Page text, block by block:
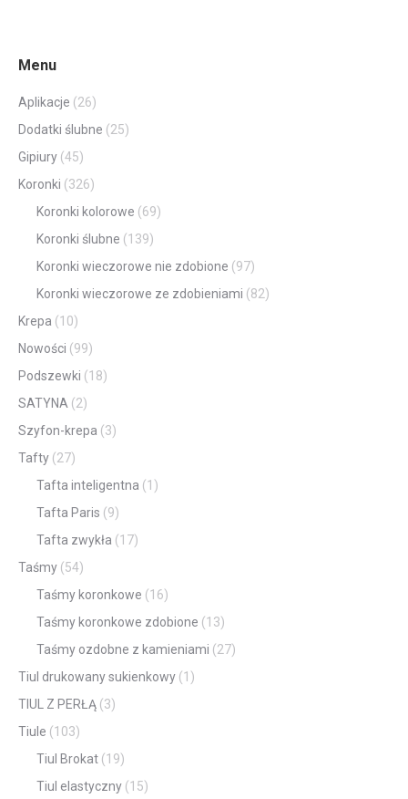
Menu
Aplikacje (26)
Dodatki ślubne (25)
Gipiury (45)
Koronki (326)
Koronki kolorowe (69)
Koronki ślubne (139)
Koronki wieczorowe nie zdobione (97)
Koronki wieczorowe ze zdobieniami (82)
Krepa (10)
Nowości (99)
Podszewki (18)
SATYNA (2)
Szyfon-krepa (3)
Tafty (27)
Tafta inteligentna (1)
Tafta Paris (9)
Tafta zwykła (17)
Taśmy (54)
Taśmy koronkowe (16)
Taśmy koronkowe zdobione (13)
Taśmy ozdobne z kamieniami (27)
Tiul drukowany sukienkowy (1)
TIUL Z PERŁĄ (3)
Tiule (103)
Tiul Brokat (19)
Tiul elastyczny (15)